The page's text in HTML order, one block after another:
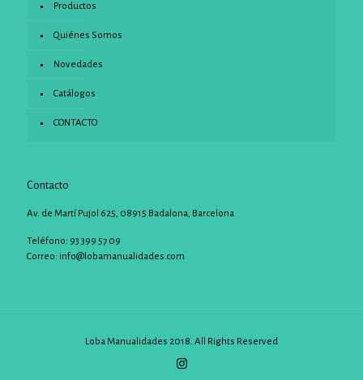
Productos
Quiénes Somos
Novedades
Catálogos
CONTACTO
Contacto
Av. de Martí Pujol 625, 08915 Badalona, Barcelona
Teléfono: 93 399 57 09
Correo: info@lobamanualidades.com
Loba Manualidades 2018. All Rights Reserved